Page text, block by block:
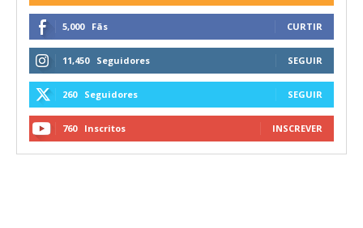
5,000 Fãs CURTIR
11,450 Seguidores SEGUIR
260 Seguidores SEGUIR
760 Inscritos INSCREVER